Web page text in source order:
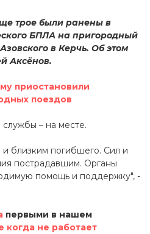
трое были ранены в
БПЛА на пригородный
в Керчь. Об этом
Аксёнов.
приостановили
поездов
– на месте.
близким погибшего. Сил и
пострадавшим. Органы
помощь и поддержку", -
первыми в нашем
когда не работает